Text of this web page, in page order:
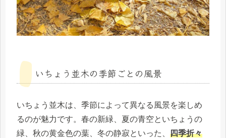
いちょう並木の季節ごとの風景
いちょう並木は、季節によって異なる風景を楽しめ
るのが魅力です。春の新緑、夏の青空といちょうの
緑、秋の黄金色の葉、冬の静寂といった、 四季折々